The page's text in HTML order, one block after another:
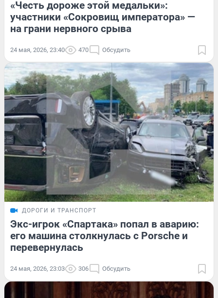
«Честь дороже этой медальки»:
участники «Сокровищ императора» —
на грани нервного срыва
24 мая, 2026, 23:40 470 Обсудить
ДОРОГИ И ТРАНСПОРТ
Экс-игрок «Спартака» попал в аварию:
его машина столкнулась с Porsche и
перевернулась
24 мая, 2026, 23:03 306 Обсудить